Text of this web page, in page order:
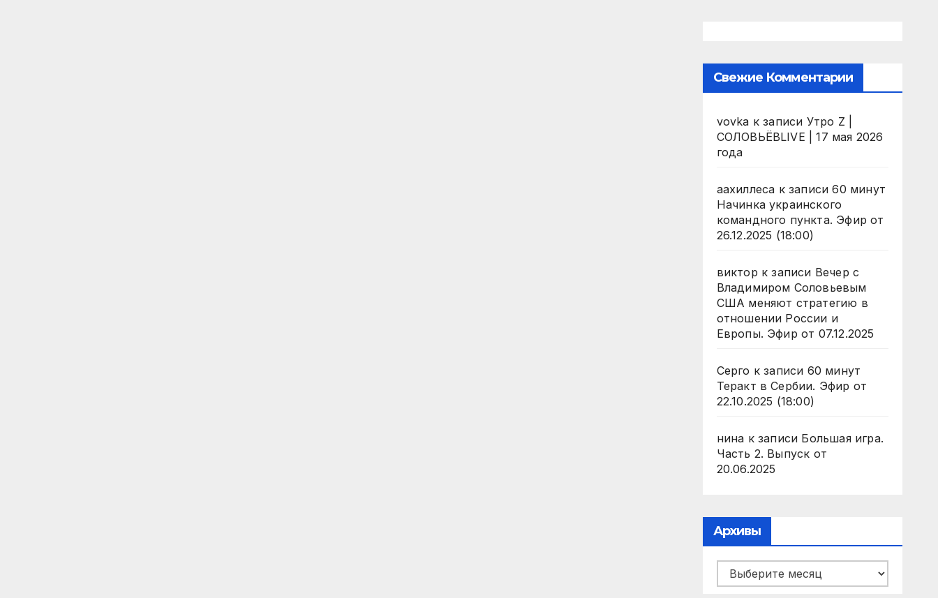
Свежие Комментарии
vovka к записи Утро Z |
СОЛОВЬЁВLIVE | 17 мая 2026
года
аахиллеса к записи60 минут
Начинка украинского
командного пункта. Эфир от
26.12.2025 (18:00)
виктор к записи Вечер с
Владимиром Соловьевым
США меняют стратегию в
отношении России и
Европы. Эфир от 07.12.2025
Серго к записи 60 минут
Теракт в Сербии. Эфир от
22.10.2025 (18:00)
нина к записи Большая игра.
Часть 2. Выпуск от
20.06.2025
Архивы
Архивы